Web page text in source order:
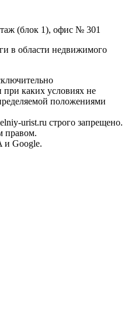
(блок 1), офис № 301
в области недвижимого
каких условиях не
положениями
urist.ru строго запрещено.
правом.
и Google.